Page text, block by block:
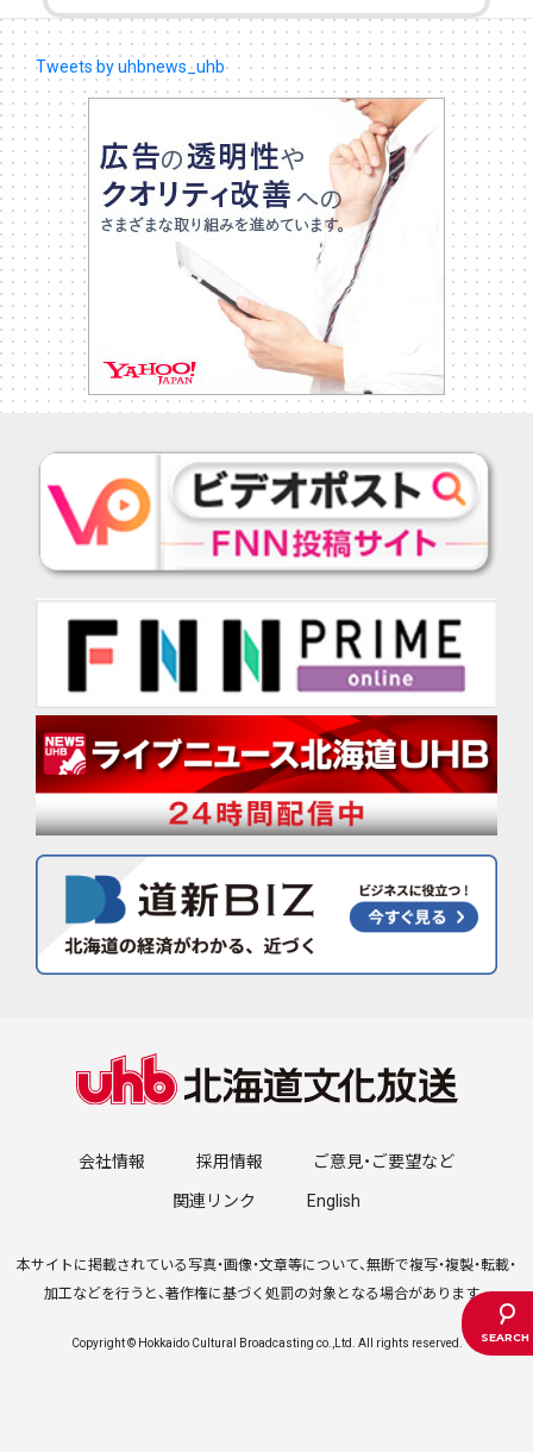
Tweets by uhbnews_uhb
会社情報 採用情報 ご意見・ご要望など
関連リンク English
本サイトに掲載されている写真・画像・文章等について、無断で複写・複製・転載・
加工などを行うと、著作権に基づく処罰の対象となる場合があります。
Copyright © Hokkaido Cultural Broadcasting co.,Ltd. All rights reserved.